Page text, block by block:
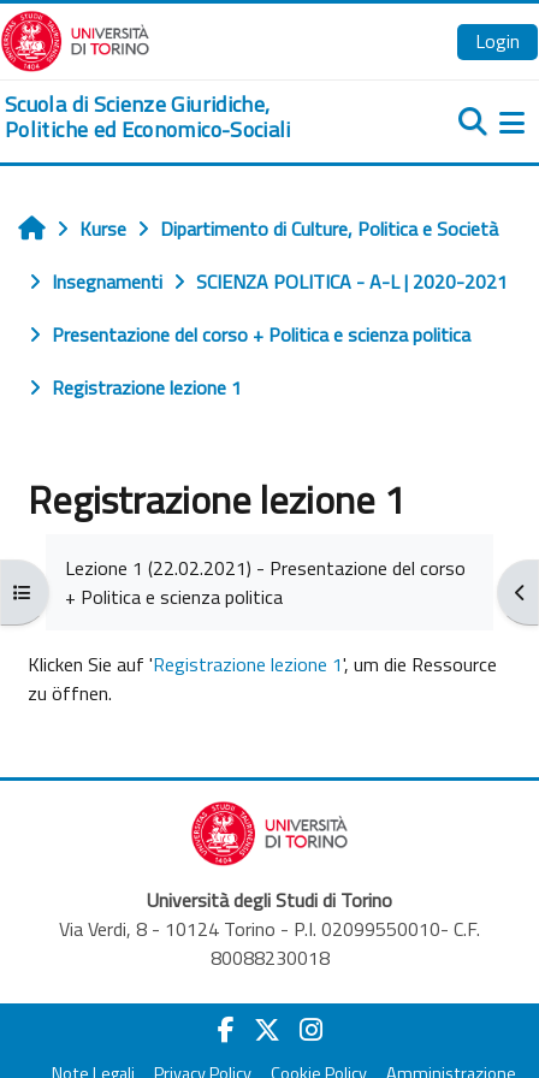
Zum Hauptinhalt
Login
Scuola di Scienze Giuridiche,
Politiche ed Economico-Sociali
Kursindex öffnen
Startseite
Kurse
Dipartimento di Culture, Politica e Società
Insegnamenti
SCIENZA POLITICA - A-L | 2020-2021
Presentazione del corso + Politica e scienza politica
Registrazione lezione 1
Registrazione lezione 1
Lezione 1 (22.02.2021) - Presentazione del corso
+ Politica e scienza politica
Klicken Sie auf 'Registrazione lezione 1', um die Ressource
zu öffnen.
Università degli Studi di Torino
Via Verdi, 8 - 10124 Torino - P.I. 02099550010- C.F.
80088230018
Note Legali Privacy Policy Cookie Policy Amministrazione